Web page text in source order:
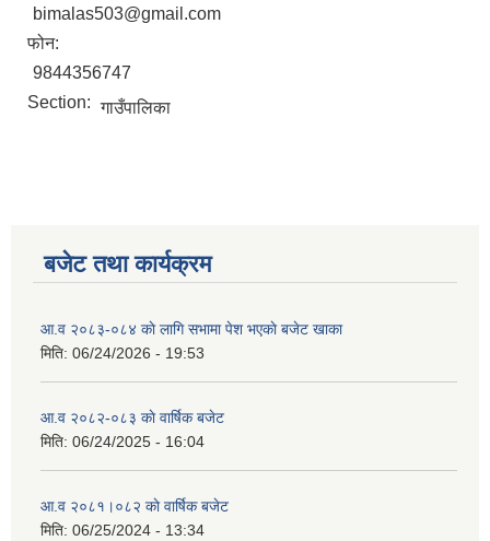
bimalas503@gmail.com
फोन:
9844356747
Section: गाउँपालिका
बजेट तथा कार्यक्रम
आ.व २०८३-०८४ काे लागि सभामा पेश भएकाे बजेट खाका
मिति: 06/24/2026 - 19:53
आ.व २०८२-०८३ काे वार्षिक बजेट
मिति: 06/24/2025 - 16:04
आ.व २०८१।०८२ काे वार्षिक बजेट
मिति: 06/25/2024 - 13:34